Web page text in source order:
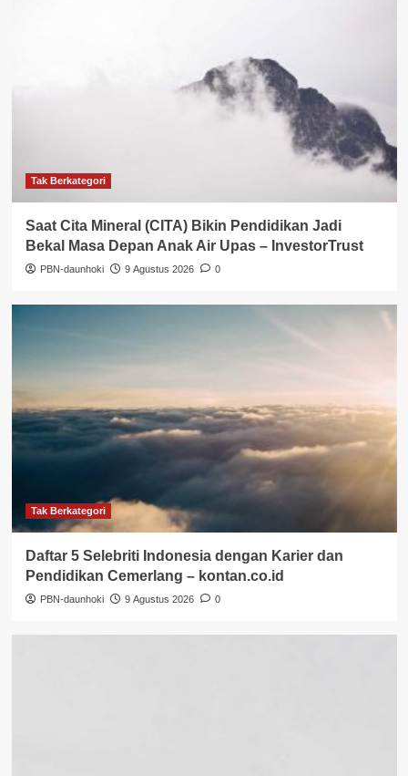
Tak Berkategori
Saat Cita Mineral (CITA) Bikin Pendidikan Jadi
Bekal Masa Depan Anak Air Upas – InvestorTrust
PBN-daunhoki 9 Agustus 2026 0
Tak Berkategori
Daftar 5 Selebriti Indonesia dengan Karier dan
Pendidikan Cemerlang – kontan.co.id
PBN-daunhoki 9 Agustus 2026 0